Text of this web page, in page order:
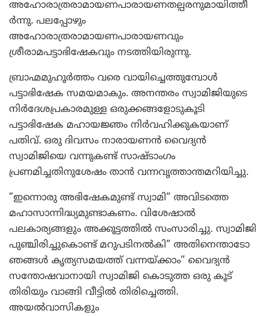
അഹോരാത്രരാമായണപാരായണതല്പരനുമായിത്തീ
ര്‍ന്നു. പലപ്പോഴും
അഹോരാത്രരാമായണപാരായണവും
ശ്രീരാമപട്ടാഭിഷേകവും നടത്തിയിരുന്നു.
ബ്രാഹ്മമുഹൂര്‍ത്തം വരെ വായിച്ചെത്തുമ്പോള്‍
പട്ടാഭിഷേക സമയമാകും. അനന്തരം സ്വാമിജിയുടെ
നിര്‍ദേശപ്രകാരമുള്ള ഒരുക്കങ്ങളോടുകൂടി
പട്ടാഭിഷേക മഹായജ്ഞം നിര്‍വഹിക്കുകയാണ്
പതിവ്. ഒരു ദിവസം നാരായണന്‍ വൈദ്യന്‍
സ്വാമിജിയെ വന്നുകണ്ട് സാഷ്ടാംഗം
പ്രണമിച്ചതിനുശേഷം താന്‍ വന്നവൃത്താന്തമറിയിച്ചു.
”ഇന്നൊരു അഭിഷേകമുണ്ട് സ്വാമി” അവിടത്തെ
മഹാസാന്നിദ്ധ്യമുണ്ടാകണം. വിശേഷാല്‍
പലകാര്യങ്ങളും അക്കൂട്ടത്തില്‍ സംസാരിച്ചു. സ്വാമിജി
പുഞ്ചിരിച്ചുകൊണ്ട് മറുപടിനല്‍കി” അതിനെന്താടോ
ഞങ്ങള്‍ കൃത്യസമയത്ത് വന്നയ്ക്കാം” വൈദ്യന്‍
സന്തോഷവാനായി സ്വാമിജി കൊടുത്ത ഒരു കൂട്
തിരിയും വാങ്ങി വീട്ടില്‍ തിരിച്ചെത്തി.
അയല്‍വാസികളും